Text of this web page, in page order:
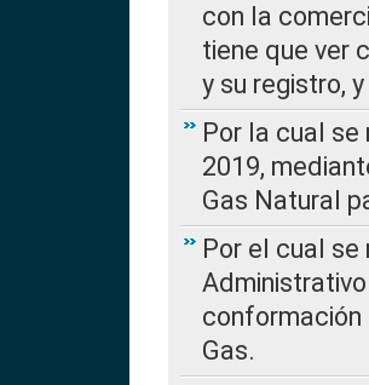
con la
tiene que ver
y su registro,
Por la cual
2019,
Gas Natural
Por el cual
conformación
Gas.